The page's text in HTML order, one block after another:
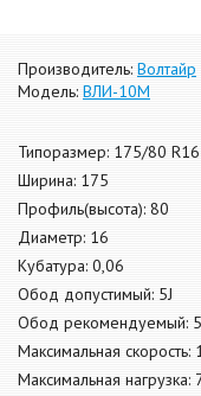
Производитель: Волтайр
Модель: ВЛИ-10М
Типоразмер: 175/80 R16
Ширина: 175
Профиль(высота): 80
Диаметр: 16
Кубатура: 0,06
Обод допустимый: 5J
Обод рекомендуемый:
Максимальная скорость:
Максимальная нагрузка: